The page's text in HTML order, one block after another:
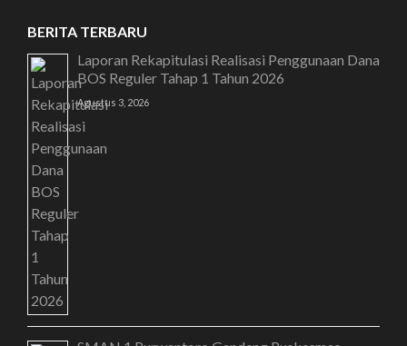
BERITA TERBARU
Laporan Rekapitulasi Realisasi Penggunaan Dana
BOS Reguler Tahap 1 Tahun 2026
Agustus 3, 2026